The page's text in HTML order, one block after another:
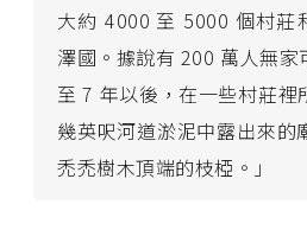
大約 4000 至 5000 個村莊
澤國。據說有 200 萬人無
至 7 年以後，在一些村莊裡
幾英呎河道淤泥中露出來的
禿禿樹木頂端的枝椏。」